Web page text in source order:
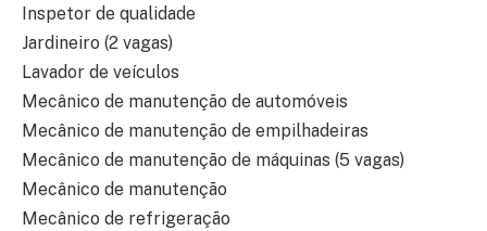
Inspetor de qualidade
Jardineiro (2 vagas)
Lavador de veículos
Mecânico de manutenção de automóveis
Mecânico de manutenção de empilhadeiras
Mecânico de manutenção de máquinas (5 vagas)
Mecânico de manutenção
Mecânico de refrigeração